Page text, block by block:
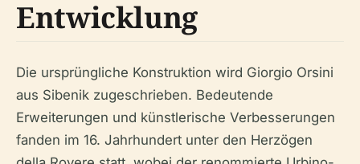
Entwicklung
Die ursprüngliche Konstruktion wird Giorgio Orsini
aus Sibenik zugeschrieben. Bedeutende
Erweiterungen und künstlerische Verbesserungen
fanden im 16. Jahrhundert unter den Herzögen